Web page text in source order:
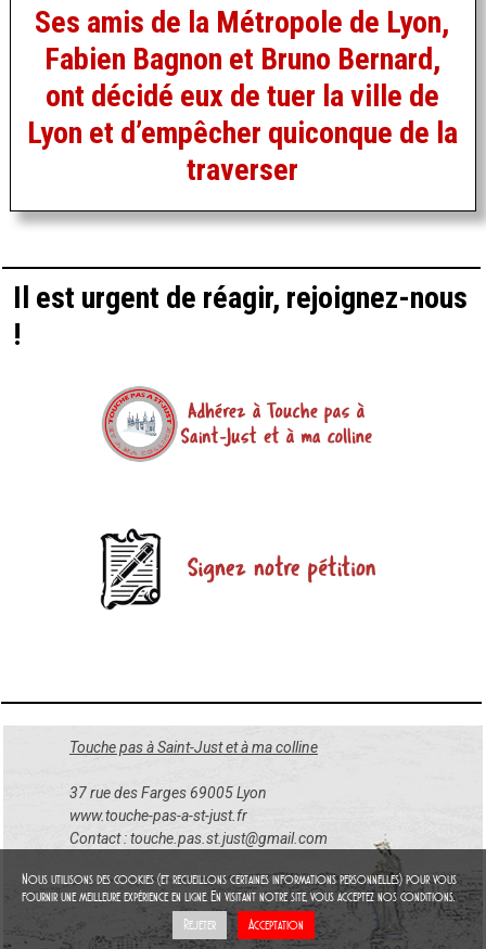
Ses amis de la Métropole de Lyon,
Fabien Bagnon et Bruno Bernard,
ont décidé eux de tuer la ville de
Lyon et d’empêcher quiconque de la
traverser
Il est urgent de réagir, rejoignez-nous
!
Touche pas à Saint-Just et à ma colline
37 rue des Farges 69005 Lyon
www.touche-pas-a-st-just.fr
Contact : touche.pas.st.just@gmail.com
Nous utilisons des cookies (et recueillons certaines informations personnelles) pour vous
fournir une meilleure expérience en ligne. En visitant notre site, vous acceptez nos conditions.
Rejeter
Acceptation